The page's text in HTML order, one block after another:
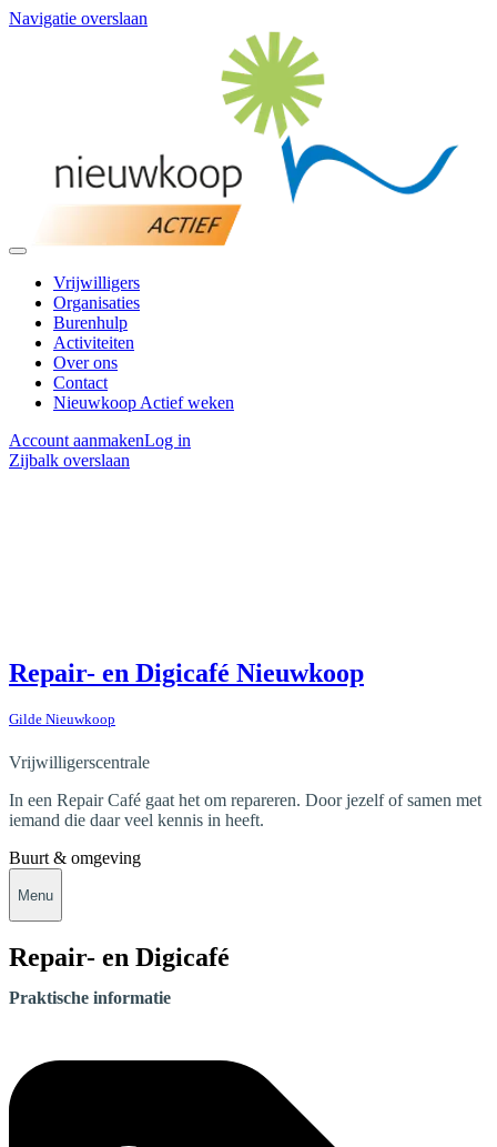
Navigatie overslaan
Vrijwilligers
Organisaties
Burenhulp
Activiteiten
Over ons
Contact
Nieuwkoop Actief weken
Account aanmakenLog in
Zijbalk overslaan
Repair- en Digicafé Nieuwkoop
Gilde Nieuwkoop
Vrijwilligerscentrale
In een Repair Café gaat het om repareren. Door jezelf of samen met
iemand die daar veel kennis in heeft.
Buurt & omgeving
Menu
Repair- en Digicafé
Praktische informatie